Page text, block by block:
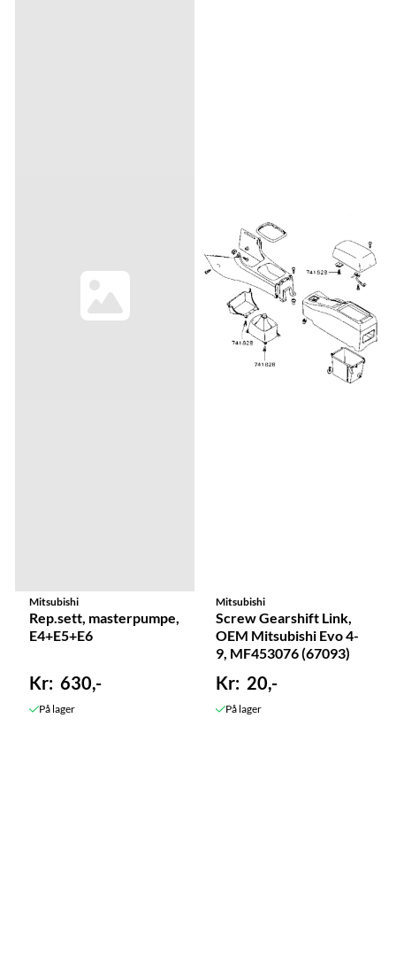
Mitsubishi
Rep.sett, masterpumpe,
E4+E5+E6
630,-
På lager
Mitsubishi
Screw Gearshift Link,
OEM Mitsubishi Evo 4-
9, MF453076 (67093)
20,-
På lager